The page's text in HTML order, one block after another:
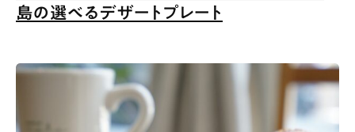
島の選べるデザートプレート